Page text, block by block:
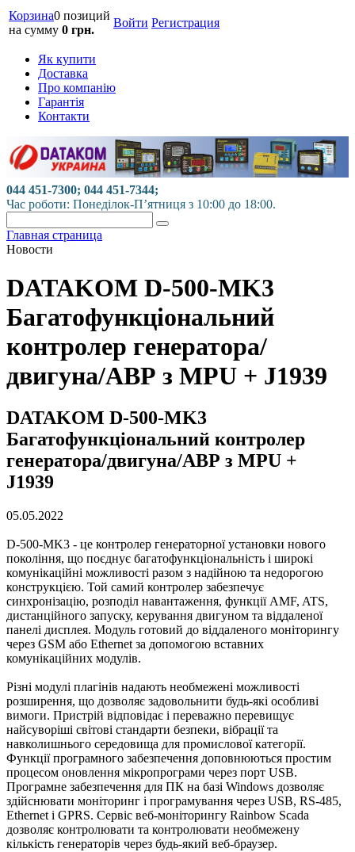
Корзина0 позиций
на сумму 0 грн.
Войти Регистрация
Як купити
Доставка
Про компанію
Гарантія
Контакти
044 451-7300; 044 451-7344;
Час роботи: Понеділок-П’ятниця з 10:00 до 18:00.
Главная страница
Новости
DATAKOM D-500-MK3
Багатофункціональний
контролер генератора/
двигуна/АВР з MPU + J1939
DATAKOM D-500-MK3
Багатофункціональний контролер
генератора/двигуна/АВР з MPU +
J1939
05.05.2022
D-500-MK3 - це контролер генераторної установки нового
покоління, що поєднує багатофункціональність і широкі
комунікаційні можливості разом з надійною та недорогою
конструкцією. Той самий контролер забезпечує
синхронізацію, розподіл навантаження, функції AMF, ATS,
дистанційного запуску, керування двигуном та віддаленої
панелі дисплея. Модуль готовий до віддаленого моніторингу
через GSM або Ethernet за допомогою вставних
комунікаційних модулів.
Різні модулі плагінів надають необмежені можливості
розширення, що дозволяє задовольнити будь-які особливі
вимоги. Пристрій відповідає і переважно перевищує
найсуворіші світові стандарти безпеки, вібрації та
навколишнього середовища для промислової категорії.
Функції програмного забезпечення доповнюються простим
процесом оновлення мікропрограми через порт USB.
Програмне забезпечення для ПК на базі Windows дозволяє
здійснювати моніторинг і програмування через USB, RS-485,
Ethernet і GPRS. Сервіс веб-моніторингу Rainbow Scada
дозволяє контролювати та контролювати необмежену
кількість генераторів через будь-який веб-браузер.